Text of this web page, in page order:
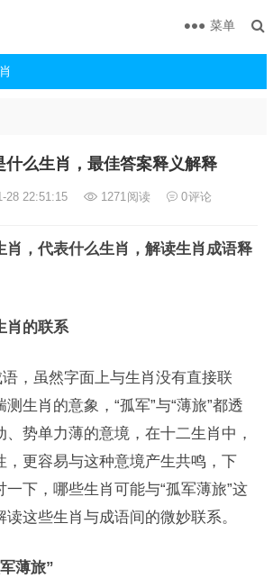
菜单
什么生肖，最佳答案释义解释
28 22:51:15 1271阅读 0评论
肖，代表什么生肖，解读生肖成语释
肖的联系
语，虽然字面上与生肖没有直接联
生肖的意象，“孤军”与“薄旅”都透
、势单力薄的意境，在十二生肖中，
，更容易与这种意境产生共鸣，下
下，哪些生肖可能与“孤军薄旅”这
这些生肖与成语间的微妙联系。
薄旅”